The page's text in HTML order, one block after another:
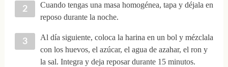
Cuando tengas una masa homogénea, tapa y déjala en
reposo durante la noche.
Al día siguiente, coloca la harina en un bol y mézclala
con los huevos, el azúcar, el agua de azahar, el ron y
la sal. Integra y deja reposar durante 15 minutos.